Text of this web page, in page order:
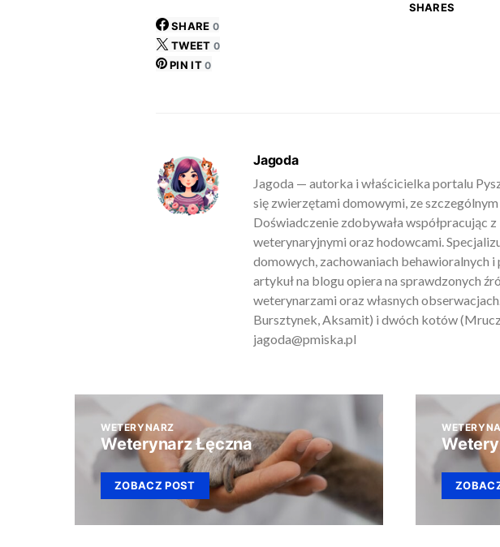
SHARES
SHARE 0
TWEET 0
PIN IT 0
Jagoda
Jagoda — autorka i właścicielka portalu
się zwierzętami domowymi, ze
Doświadczenie zdobywała współpracując
weterynaryjnymi oraz hodowcami.
domowych, zachowaniach behawioralnych
artykuł na blogu opiera na sprawdzonych
weterynarzami oraz własnych
Bursztynek, Aksamit) i dwóch kotów
jagoda@pmiska.pl
WETERYNARZ
Weterynarz Łęczna
ZOBACZ POST